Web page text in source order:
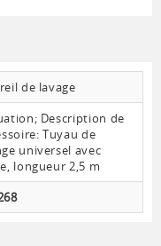
de lavage
Description de
Tuyau de
universel avec
longueur 2,5 m